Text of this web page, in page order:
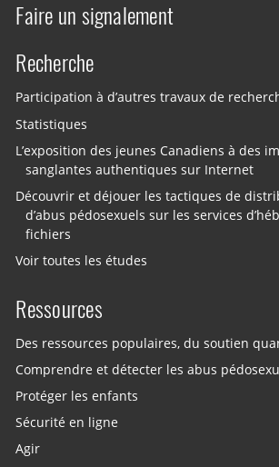
Faire un signalement
Recherche
Participation à d’autres travaux de
Statistiques
L’exposition des jeunes Canadiens à des
sanglantes authentiques sur Internet
Découvrir et déjouer les tactiques de
d’abus pédosexuels sur les services
fichiers
Voir toutes les études
Ressources
Des ressources populaires, du soutien
Comprendre et détecter les abus
Protéger les enfants
Sécurité en ligne
Agir